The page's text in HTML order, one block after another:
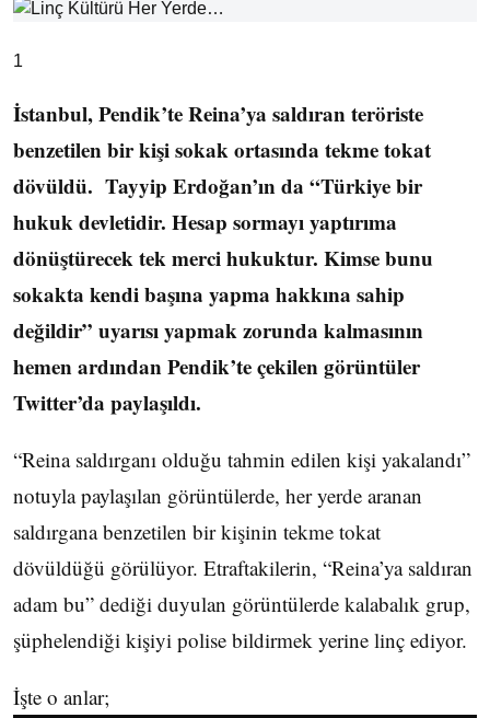
1
İstanbul, Pendik’te Reina’ya saldıran teröriste
benzetilen bir kişi sokak ortasında tekme tokat
dövüldü. Tayyip Erdoğan’ın da “Türkiye bir
hukuk devletidir. Hesap sormayı yaptırıma
dönüştürecek tek merci hukuktur. Kimse bunu
sokakta kendi başına yapma hakkına sahip
değildir” uyarısı yapmak zorunda kalmasının
hemen ardından Pendik’te çekilen görüntüler
Twitter’da paylaşıldı.
“Reina saldırganı olduğu tahmin edilen kişi yakalandı”
notuyla paylaşılan görüntülerde, her yerde aranan
saldırgana benzetilen bir kişinin tekme tokat
dövüldüğü görülüyor. Etraftakilerin, “Reina’ya saldıran
adam bu” dediği duyulan görüntülerde kalabalık grup,
şüphelendiği kişiyi polise bildirmek yerine linç ediyor.
İşte o anlar;